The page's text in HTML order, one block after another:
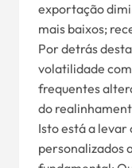
exportação
mais baixos;
Por detrás
volatilidade
frequentes
do
Isto está a levar
personalizados